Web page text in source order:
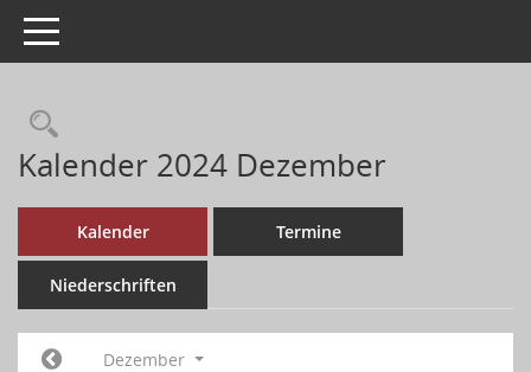
Toggle navigation
Kalender 2024 Dezember
Kalender Termine
Niederschriften
Dezember